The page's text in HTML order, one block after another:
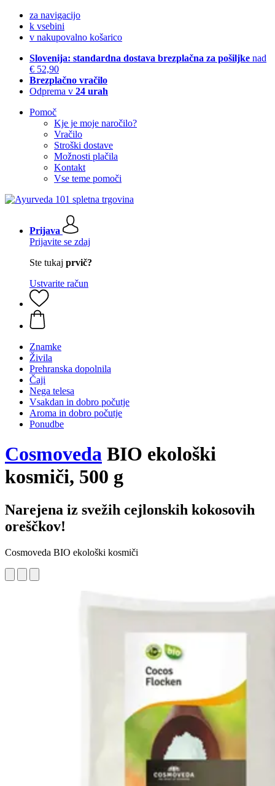
za navigacijo
k vsebini
v nakupovalno košarico
Slovenija: standardna dostava brezplačna za pošiljke nad
€ 52,90
Brezplačno vračilo
Odprema v 24 urah
Pomoč
Kje je moje naročilo?
Vračilo
Stroški dostave
Možnosti plačila
Kontakt
Vse teme pomoči
Prijava
Prijavite se zdaj
Ste tukaj prvič?
Ustvarite račun
Znamke
Živila
Prehranska dopolnila
Čaji
Nega telesa
Vsakdan in dobro počutje
Aroma in dobro počutje
Ponudbe
Cosmoveda BIO ekološki
kosmiči, 500 g
Narejena iz svežih cejlonskih kokosovih
oreščkov!
Cosmoveda BIO ekološki kosmiči